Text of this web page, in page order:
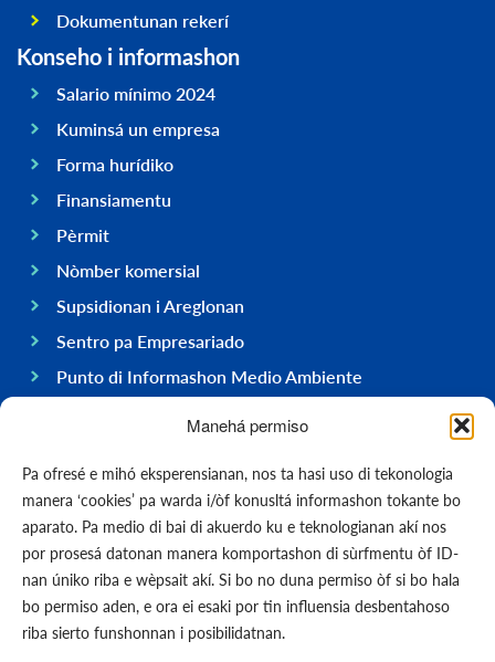
Manehá permiso
Pa ofresé e mihó eksperensianan, nos ta hasi uso di tekonologia
manera ‘cookies’ pa warda i/òf konusltá informashon tokante bo
aparato. Pa medio di bai di akuerdo ku e teknologianan akí nos
por prosesá datonan manera komportashon di sùrfmentu òf ID-
nan úniko riba e wèpsait akí. Si bo no duna permiso òf si bo hala
bo permiso aden, e ora ei esaki por tin influensia desbentahoso
riba sierto funshonnan i posibilidatnan.
Dokumentunan rekerí
Konseho i informashon
Salario mínimo 2024
Kuminsá un empresa
Forma hurídiko
Finansiamentu
Pèrmit
Nòmber komersial
Supsidionan i Areglonan
Sentro pa Empresariado
Punto di Informashon Medio Ambiente
Hasi negoshi na Boneiru
Ekonomia
Gobièrnu
Infrastruktura
General
Kontakto